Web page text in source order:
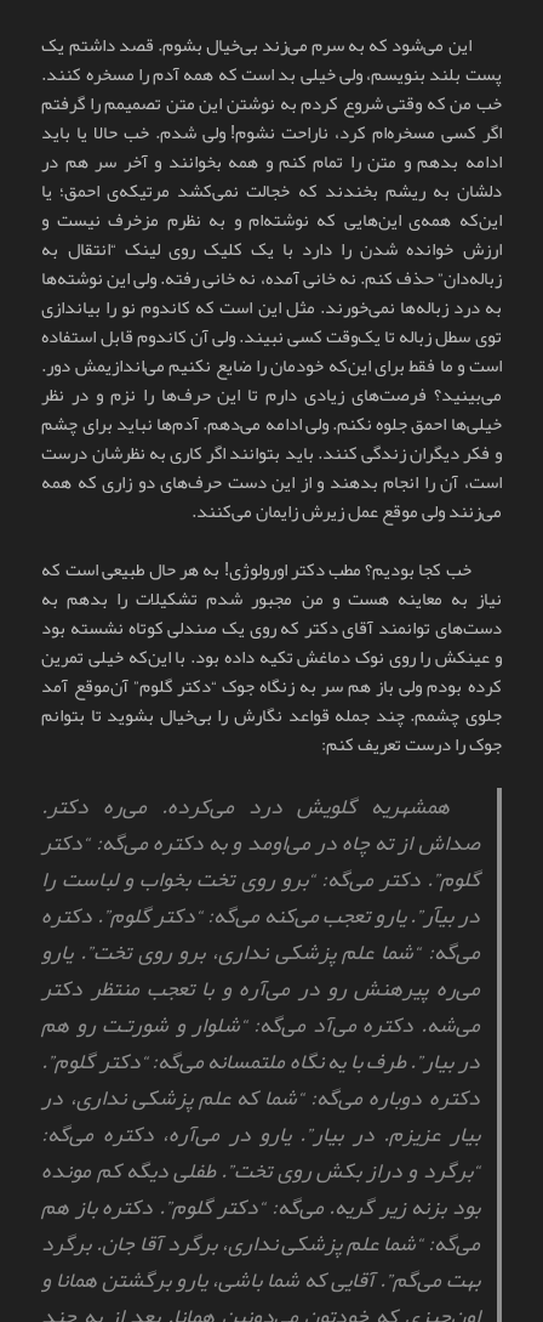
این می‌شود که به سرم می‌زند بی‌خیال بشوم. قصد داشتم یک
پست بلند بنویسم، ولی خیلی بد است که همه آدم را مسخره کنند.
خب من که وقتی شروع کردم به نوشتن این متن تصمیمم را گرفتم
اگر کسی مسخره‌ام کرد، ناراحت نشوم! ولی شدم. خب حالا یا باید
ادامه بدهم و متن را تمام کنم و همه بخوانند و آخر سر هم در
دلشان به ریشم بخندند که خجالت نمی‌کشد مرتیکه‌ی احمق؛ یا
این‌که همه‌ی این‌هایی که نوشته‌ام و به نظرم مزخرف نیست و
ارزش خوانده شدن را دارد با یک کلیک روی لینک “انتقال به
زباله‌دان” حذف کنم. نه خانی آمده، نه خانی رفته. ولی این نوشته‌ها
به درد زباله‌ها نمی‌خورند. مثل این است که کاندوم نو را بیاندازی
توی سطل زباله تا یک‌وقت کسی نبیند. ولی آن کاندوم قابل استفاده
است و ما فقط برای این‌که خودمان را ضایع نکنیم می‌اندازیمش دور.
می‌بینید؟ فرصت‌های زیادی دارم تا این حرف‌ها را نزم و در نظر
خیلی‌ها احمق جلوه نکنم. ولی ادامه می‌دهم. آدم‌ها نباید برای چشم
و فکر دیگران زندگی کنند. باید بتوانند اگر کاری به نظرشان درست
است، آن را انجام بدهند و از این دست حرف‌های دو زاری که همه
می‌زنند ولی موقع عمل زیرش زایمان می‌کنند.
خب کجا بودیم؟ مطب دکتر اورولوژی! به هر حال طبیعی است که
نیاز به معاینه هست و من مجبور شدم تشکیلات را بدهم به
دست‌های توانمند آقای دکتر که روی یک صندلی کوتاه نشسته بود
و عینکش را روی نوک دماغش تکیه داده بود. با این‌که خیلی تمرین
کرده بودم ولی باز هم سر به زنگاه جوک “دکتر گلوم” آن‌موقع آمد
جلوی چشمم. چند جمله قواعد نگارش را بی‌خیال بشوید تا بتوانم
جوک را درست تعریف کنم:
همشهریه گلویش درد می‌کرده. می‌ره دکتر.
صداش از ته چاه در می‌اومد و به دکتره می‌گه: “دکتر
گلوم”. دکتر می‌گه: “برو روی تخت بخواب و لباست را
در بیآر”. یارو تعجب می‌کنه می‌گه: “دکتر گلوم”. دکتره
می‌گه: “شما علم پزشکی نداری، برو روی تخت”. یارو
می‌ره پیرهنش رو در می‌آره و با تعجب منتظر دکتر
می‌شه. دکتره می‌آد می‌گه: “شلوار و شورتـت رو هم
در بیار”. طرف با یه نگاه ملتمسانه می‌گه: “دکتر گلوم”.
دکتره دوباره می‌گه: “شما که علم پزشکی نداری، در
بیار عزیزم. در بیار”. یارو در می‌آره، دکتره می‌گه:
“برگرد و دراز بکش روی تخت”. طفلی دیگه کم مونده
بود بزنه زیر گریه. می‌گه: “دکتر گلوم”. دکتره باز هم
می‌گه: “شما علم پزشکی نداری، برگرد آقا جان. برگرد
بهت می‌گم”. آقایی که شما باشی، یارو برگشتن همانا و